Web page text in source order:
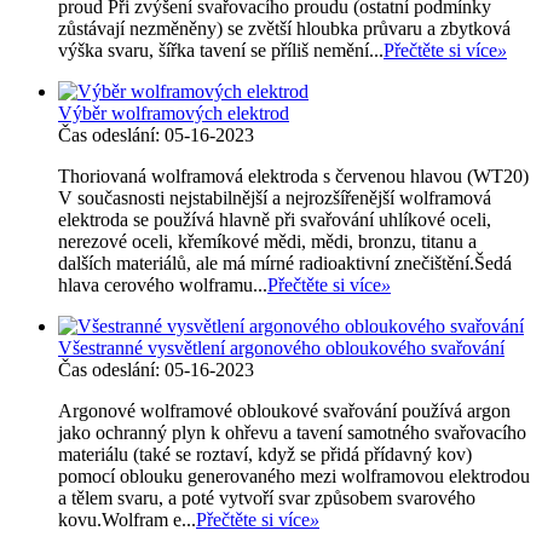
proud Při zvýšení svařovacího proudu (ostatní podmínky
zůstávají nezměněny) se zvětší hloubka průvaru a zbytková
výška svaru, šířka tavení se příliš nemění...Přečtěte si více»
Výběr wolframových elektrod
Čas odeslání: 05-16-2023
Thoriovaná wolframová elektroda s červenou hlavou (WT20)
V současnosti nejstabilnější a nejrozšířenější wolframová
elektroda se používá hlavně při svařování uhlíkové oceli,
nerezové oceli, křemíkové mědi, mědi, bronzu, titanu a
dalších materiálů, ale má mírné radioaktivní znečištění.Šedá
hlava cerového wolframu...Přečtěte si více»
Všestranné vysvětlení argonového obloukového svařování
Čas odeslání: 05-16-2023
Argonové wolframové obloukové svařování používá argon
jako ochranný plyn k ohřevu a tavení samotného svařovacího
materiálu (také se roztaví, když se přidá přídavný kov)
pomocí oblouku generovaného mezi wolframovou elektrodou
a tělem svaru, a poté vytvoří svar způsobem svarového
kovu.Wolfram e...Přečtěte si více»